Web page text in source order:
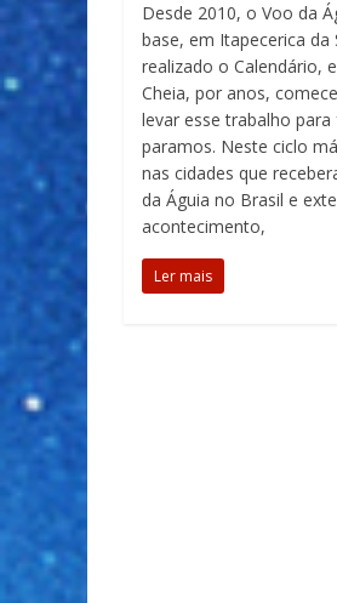
Desde 2010, o Voo da
base, em Itapecerica da
realizado o Calendário,
Cheia, por anos,
levar esse trabalho
paramos. Neste ciclo
nas cidades que
da Águia no Brasil e
acontecimento,
Ler mais